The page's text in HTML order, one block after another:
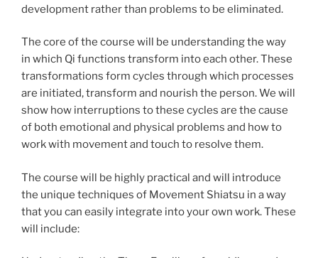
development rather than problems to be eliminated.
The core of the course will be understanding the way
in which Qi functions transform into each other. These
transformations form cycles through which processes
are initiated, transform and nourish the person. We will
show how interruptions to these cycles are the cause
of both emotional and physical problems and how to
work with movement and touch to resolve them.
The course will be highly practical and will introduce
the unique techniques of Movement Shiatsu in a way
that you can easily integrate into your own work. These
will include: